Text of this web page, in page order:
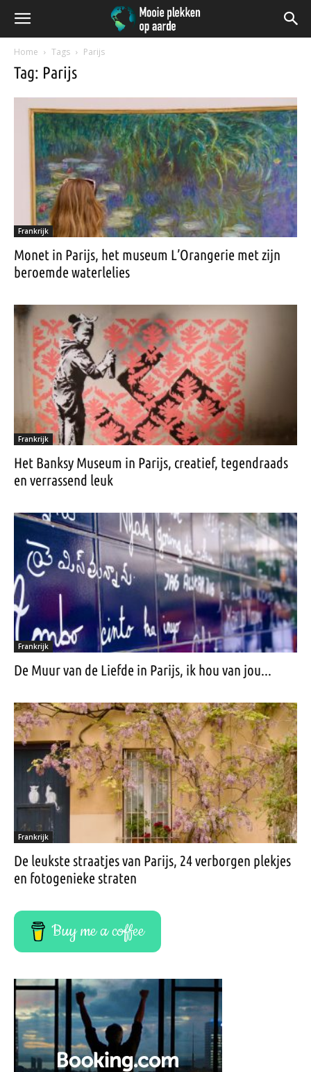
Home Tags Parijs
Tag: Parijs
Frankrijk
Monet in Parijs, het museum L’Orangerie met zijn
beroemde waterlelies
Frankrijk
Het Banksy Museum in Parijs, creatief, tegendraads
en verrassend leuk
Frankrijk
De Muur van de Liefde in Parijs, ik hou van jou...
Frankrijk
De leukste straatjes van Parijs, 24 verborgen plekjes
en fotogenieke straten
Buy me a coffee